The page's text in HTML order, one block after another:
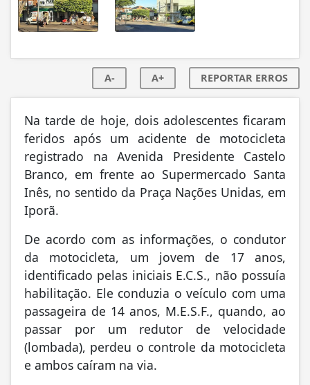
A- A+ REPORTAR ERROS
Na tarde de hoje, dois adolescentes ficaram
feridos após um acidente de motocicleta
registrado na Avenida Presidente Castelo
Branco, em frente ao Supermercado Santa
Inês, no sentido da Praça Nações Unidas, em
Iporã.
De acordo com as informações, o condutor
da motocicleta, um jovem de 17 anos,
identificado pelas iniciais E.C.S., não possuía
habilitação. Ele conduzia o veículo com uma
passageira de 14 anos, M.E.S.F., quando, ao
passar por um redutor de velocidade
(lombada), perdeu o controle da motocicleta
e ambos caíram na via.